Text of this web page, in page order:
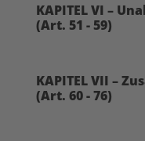
KAPITEL VI –
(Art. 51 - 59)
KAPITEL VII –
(Art. 60 - 76)